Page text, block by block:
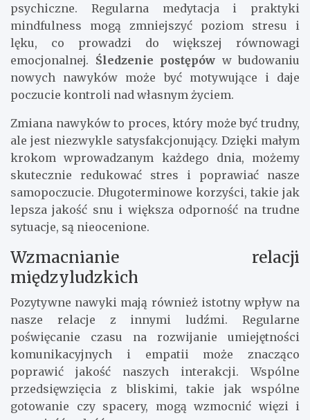
psychiczne. Regularna medytacja i praktyki
mindfulness mogą zmniejszyć poziom stresu i
lęku, co prowadzi do większej równowagi
emocjonalnej. Śledzenie postępów w budowaniu
nowych nawyków może być motywujące i daje
poczucie kontroli nad własnym życiem.
Zmiana nawyków to proces, który może być trudny,
ale jest niezwykle satysfakcjonujący. Dzięki małym
krokom wprowadzanym każdego dnia, możemy
skutecznie redukować stres i poprawiać nasze
samopoczucie. Długoterminowe korzyści, takie jak
lepsza jakość snu i większa odporność na trudne
sytuacje, są nieocenione.
Wzmacnianie relacji
międzyludzkich
Pozytywne nawyki mają również istotny wpływ na
nasze relacje z innymi ludźmi. Regularne
poświęcanie czasu na rozwijanie umiejętności
komunikacyjnych i empatii może znacząco
poprawić jakość naszych interakcji. Wspólne
przedsięwzięcia z bliskimi, takie jak wspólne
gotowanie czy spacery, mogą wzmocnić więzi i